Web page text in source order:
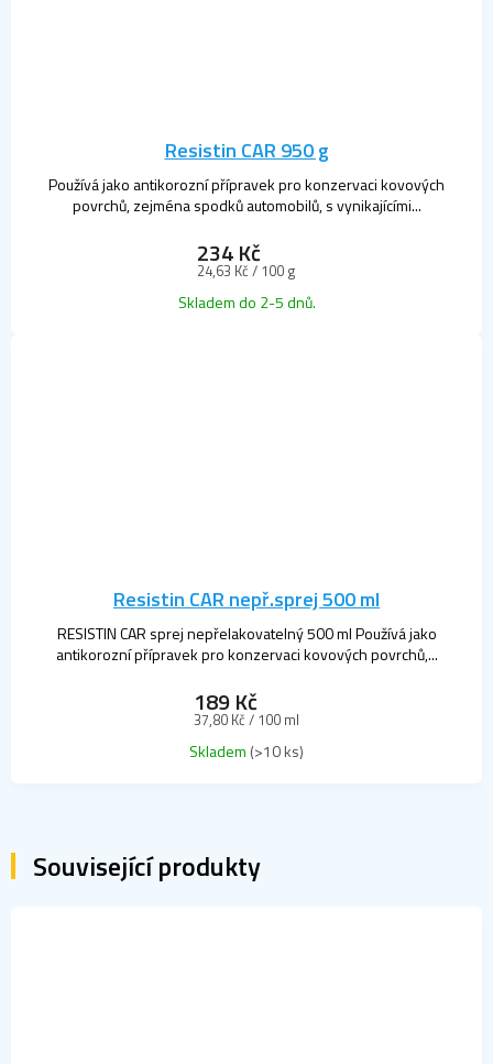
Související produkty
Resistin CAR 950 g
234 Kč
Měrná
24,63 Kč / 100 g
Používá jako antikorozní přípravek pro konzervaci kovových
povrchů, zejména spodků automobilů, s vynikajícími...
Skladem do 2-5 dnů.
Resistin CAR nepř.sprej 500 ml
189 Kč
Měrná
37,80 Kč / 100 ml
RESISTIN CAR sprej nepřelakovatelný 500 ml Používá jako
antikorozní přípravek pro konzervaci kovových povrchů,...
Skladem (>10 ks)